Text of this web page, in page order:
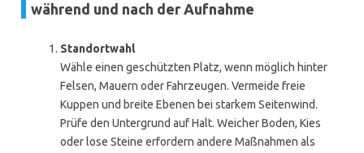
während und nach der Aufnahme
Standortwahl
Wähle einen geschützten Platz, wenn möglich hinter
Felsen, Mauern oder Fahrzeugen. Vermeide freie
Kuppen und breite Ebenen bei starkem Seitenwind.
Prüfe den Untergrund auf Halt. Weicher Boden, Kies
oder lose Steine erfordern andere Maßnahmen als